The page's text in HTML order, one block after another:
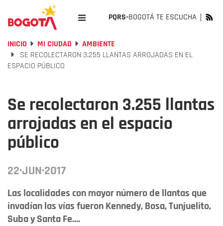
PQRS-BOGOTÁ TE ESCUCHA
INICIO MI CIUDAD
AMBIENTE
SE RECOLECTARON 3.255 LLANTAS ARROJADAS EN EL
ESPACIO PÚBLICO
Se recolectaron 3.255 llantas
arrojadas en el espacio
público
22·JUN·2017
Las localidades con mayor número de llantas que
invadían las vías fueron Kennedy, Bosa, Tunjuelito,
Suba y Santa Fe....